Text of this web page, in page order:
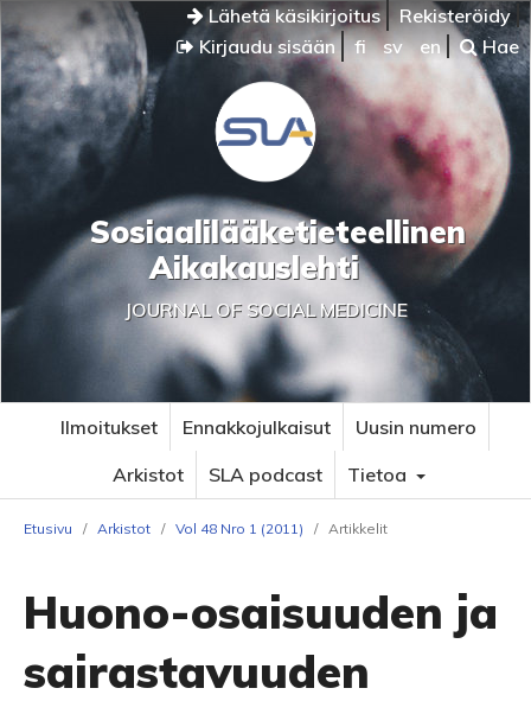
Lähetä käsikirjoitus
Rekisteröidy
Kirjaudu sisään
fi sv en Hae
Sosiaalilääketieteellinen
Aikakauslehti
JOURNAL OF SOCIAL MEDICINE
Ilmoitukset Ennakkojulkaisut
Uusin numero
Arkistot
SLA podcast Tietoa
Etusivu / Arkistot / Vol 48 Nro 1 (2011) / Artikkelit
Huono-osaisuuden ja
sairastavuuden